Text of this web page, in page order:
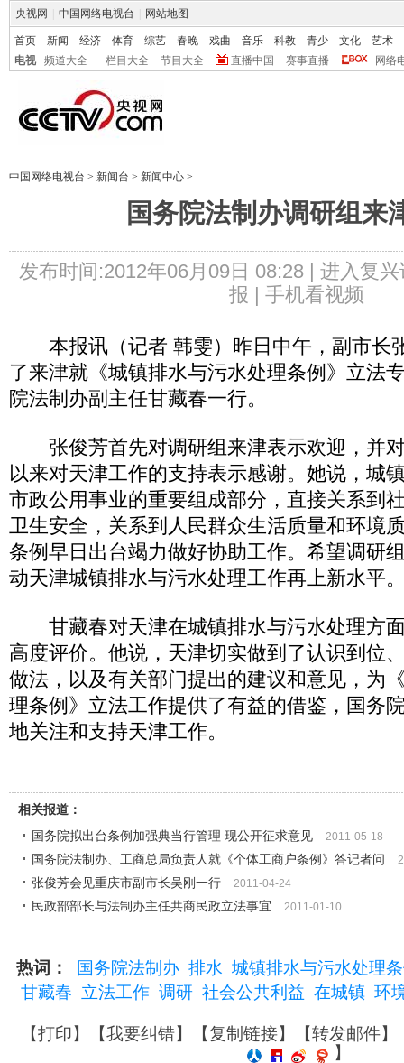
央视网 中国网络电视台 网站地图
首页 新闻 经济 体育 综艺 春晚 戏曲 音乐 科教 青少 文化
艺术
电视
频道大全 栏目大全 节目大全 直播中国 赛事直播 网络
中国网络电视台 > 新闻台 > 新闻中心 >
国务院法制办调研组来
发布时间:2012年06月09日 08:28 | 进入复兴
报 | 手机看视频
本报讯（记者 韩雯）昨日中午，副市长
了来津就《城镇排水与污水处理条例》立法
院法制办副主任甘藏春一行。
张俊芳首先对调研组来津表示欢迎，并
以来对天津工作的支持表示感谢。她说，城
市政公用事业的重要组成部分，直接关系到
卫生安全，关系到人民群众生活质量和环境
条例早日出台竭力做好协助工作。希望调研
动天津城镇排水与污水处理工作再上新水平
甘藏春对天津在城镇排水与污水处理方
高度评价。他说，天津切实做到了认识到位
做法，以及有关部门提出的建议和意见，为
理条例》立法工作提供了有益的借鉴，国务
地关注和支持天津工作。
相关报道：
国务院拟出台条例加强典当行管理 现公开征求意见
2011-05-18
国务院法制办、工商总局负责人就《个体工商户条例》答记者问
张俊芳会见重庆市副市长吴刚一行 2011-04-24
民政部部长与法制办主任共商民政立法事宜 2011-01-10
热词： 国务院法制办 排水 城镇排水与污水处理
甘藏春 立法工作 调研 社会公共利益 在城镇 环
【打印】【我要纠错】【复制链接】【转发邮件】
】